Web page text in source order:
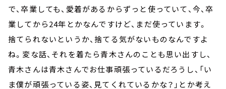
で、卒業しても、愛着があるからずっと使っていて、今、卒
業してから24年とかなんですけど、まだ使っています。
捨てられないというか、捨てる気がないものなんですよ
ね。変な話、それを着たら青木さんのことも思い出すし、
青木さんは青木さんでお仕事頑張っているだろうし、「い
ま僕が頑張っている姿、見てくれているかな？」とか考え